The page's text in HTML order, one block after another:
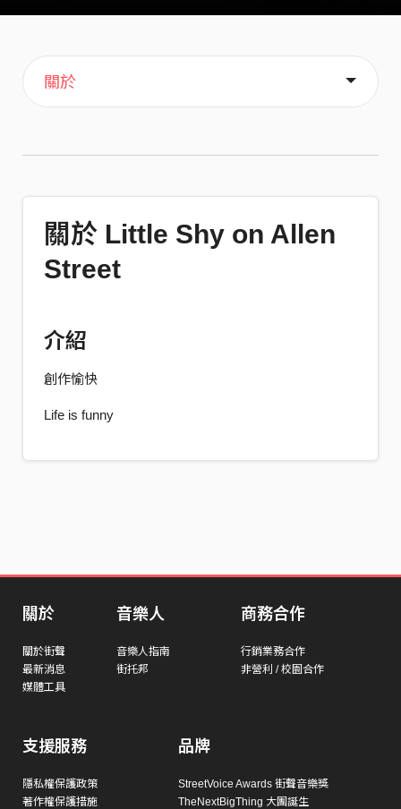
主頁
音樂
喜歡
關於
關於 Little Shy on Allen
Street
介紹
創作愉快
Life is funny
關於
關於街聲
最新消息
媒體工具
音樂人
音樂人指南
街托邦
商務合作
行銷業務合作
非營利 / 校園合作
支援服務
隱私權保護政策
著作權保護措施
品牌
StreetVoice Awards 街聲音樂獎
TheNextBigThing 大團誕生